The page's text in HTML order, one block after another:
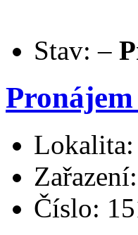
Stav: –
Lokalita:
Číslo: